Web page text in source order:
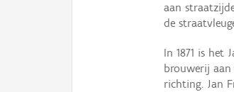
aan
de
In 1871 is het
brouwerij
richting. Jan